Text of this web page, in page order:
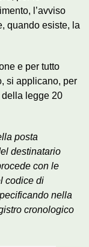
l’avviso
quando esiste, la
e per tutto
si applicano, per
legge 20
posta
destinatario
con le
codice di
nella
cronologico